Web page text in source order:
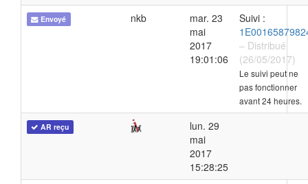
Envoyé nkb
mar. 23
mai
2017
19:01:06
Suivi :
– Distribué
(26/05/2017)
Le suivi peut ne
pas fonctionner
avant 24 heures.
AR reçu
lun. 29
mai
2017
15:28:25